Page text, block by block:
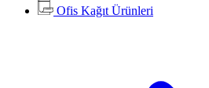
Ofis Kağıt Ürünleri